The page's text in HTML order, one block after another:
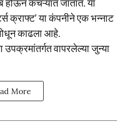
कचऱ्यात जातात. या
क्राफ्ट’ या कंपनीने एक भन्नाट
काढला आहे.
उपक्रमांतर्गत वापरलेल्या जुन्या
More